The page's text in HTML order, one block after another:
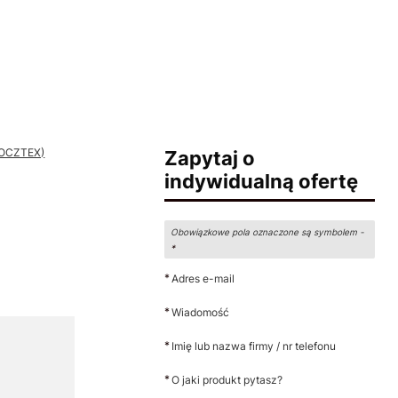
Zapytaj o
indywidualną ofertę
Obowiązkowe pola oznaczone są symbolem -
*
*Adres e-mail
*Wiadomość
* Imię lub nazwa firmy / nr telefonu
*O jaki produkt pytasz?